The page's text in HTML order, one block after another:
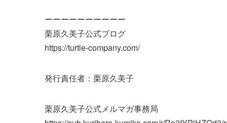
ーーーーーーーーーー
栗原久美子公式ブログ
https://turtle-company.com/
発行責任者：栗原久美子
栗原久美子公式メルマガ事務局